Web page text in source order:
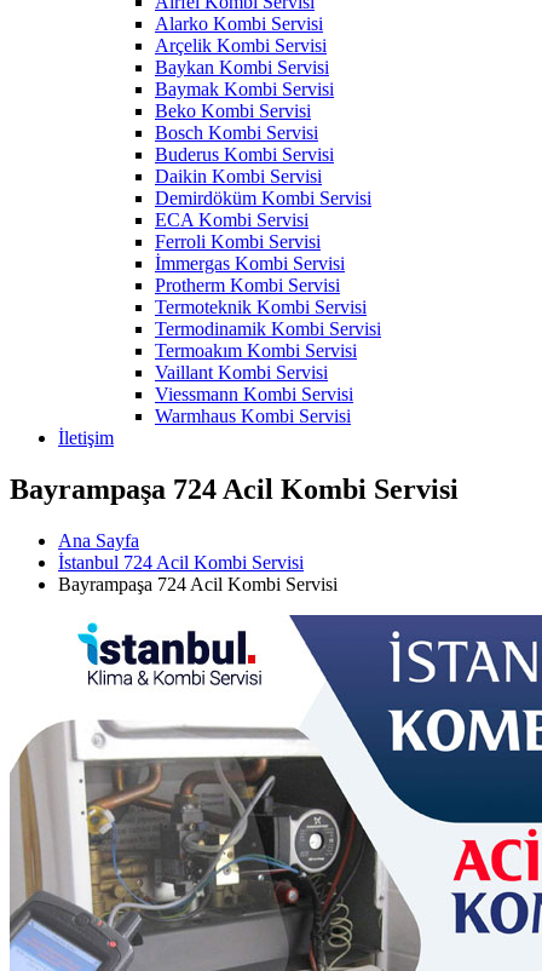
Alarko Kombi Servisi
Arçelik Kombi Servisi
Baykan Kombi Servisi
Baymak Kombi Servisi
Beko Kombi Servisi
Bosch Kombi Servisi
Buderus Kombi Servisi
Daikin Kombi Servisi
Demirdöküm Kombi Servisi
ECA Kombi Servisi
Ferroli Kombi Servisi
İmmergas Kombi Servisi
Protherm Kombi Servisi
Termoteknik Kombi Servisi
Termodinamik Kombi Servisi
Termoakım Kombi Servisi
Vaillant Kombi Servisi
Viessmann Kombi Servisi
Warmhaus Kombi Servisi
İletişim
Bayrampaşa 724 Acil Kombi Servisi
Ana Sayfa
İstanbul 724 Acil Kombi Servisi
Bayrampaşa 724 Acil Kombi Servisi